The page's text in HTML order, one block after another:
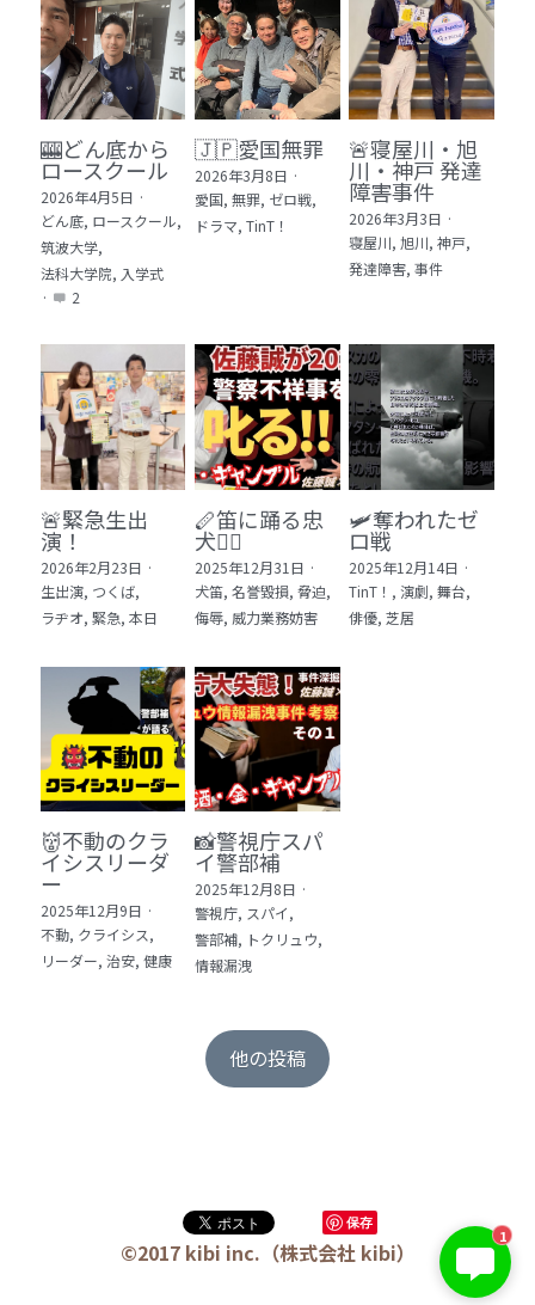
🎰どん底から
ロースクール
2026年4月5日 ·
どん底, ロースクール,
筑波大学,
法科大学院, 入学式
·
2
🇯🇵愛国無罪
2026年3月8日 ·
愛国, 無罪, ゼロ戦,
ドラマ, TinT！
🚨寝屋川・旭
川・神戸 発達
障害事件
2026年3月3日 ·
寝屋川, 旭川, 神戸,
発達障害, 事件
🚨緊急生出
演！
2026年2月23日 ·
生出演, つくば,
ラヂオ, 緊急, 本日
🪈笛に踊る忠
犬🐕‍🦺
2025年12月31日 ·
犬笛, 名誉毀損, 脅迫,
侮辱, 威力業務妨害
🛩️奪われたゼ
ロ戦
2025年12月14日 ·
TinT！, 演劇, 舞台,
俳優, 芝居
👹不動のクラ
イシスリーダ
ー
2025年12月9日 ·
不動, クライシス,
リーダー, 治安, 健康
📸警視庁スパ
イ警部補
2025年12月8日 ·
警視庁, スパイ,
警部補, トクリュウ,
情報漏洩
他の投稿
保存
©2017 kibi inc.（株式会社 kibi）
1